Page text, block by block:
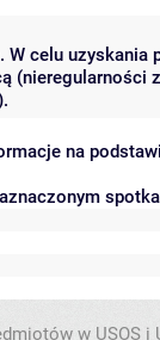
celu
(nieregularności
na
w USOS